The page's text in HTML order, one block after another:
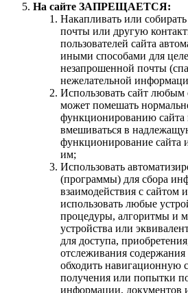
На сайте ЗАПРЕЩАЕТСЯ:
Накапливать или
почты или другую
пользователей сайта
иными способами для
незапрошенной почты
нежелательной
Использовать сайт любым
может помешать
функционированию сайта
вмешиваться в
функционирование сайта
им;
Использовать
(программы) для сбора
взаимодействия с сайтом
использовать любые
процедуры, алгоритмы и
устройства или
для доступа,
отслеживания
обходить навигационную
получения или попытки
информации, документов